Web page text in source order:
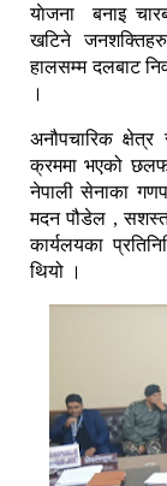
याेजना बनाइ
खटिने
हालसम्म दलबाट
।
अनौपचारिक क्षेत्र
क्रममा भएको
नेपाली सेनाका
मदन पौडेल ,
कार्यलयका
थियो ।